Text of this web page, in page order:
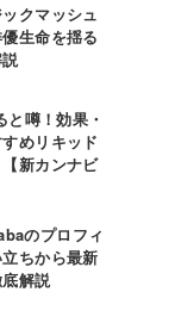
クマッシュ
生命を揺る
と噂！効果・
めリキッド
新カンナビ
のプロフィ
ちから最新
解説